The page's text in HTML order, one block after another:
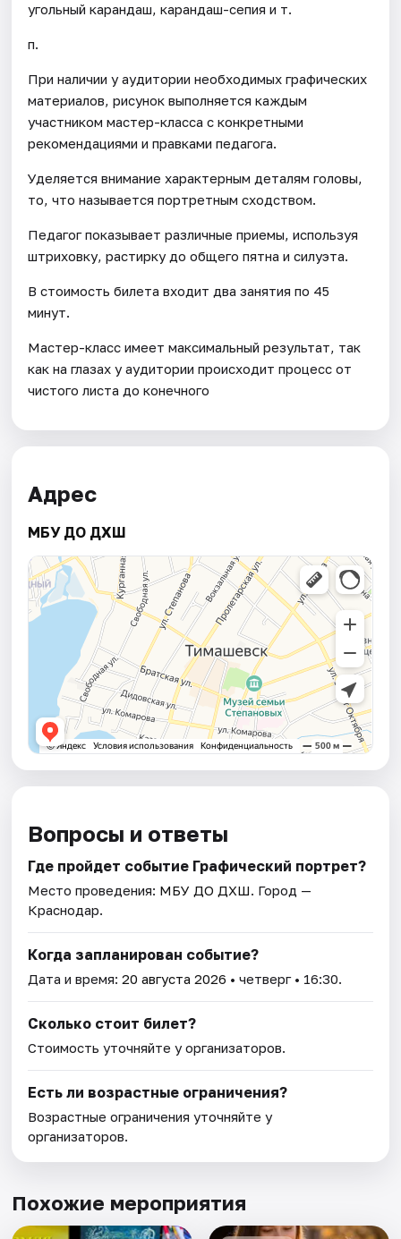
угольный карандаш, карандаш-сепия и т.
п.
При наличии у аудитории необходимых графических
материалов, рисунок выполняется каждым
участником мастер-класса с конкретными
рекомендациями и правками педагога.
Уделяется внимание характерным деталям головы,
то, что называется портретным сходством.
Педагог показывает различные приемы, используя
штриховку, растирку до общего пятна и силуэта.
В стоимость билета входит два занятия по 45
минут.
Мастер-класс имеет максимальный результат, так
как на глазах у аудитории происходит процесс от
чистого листа до конечного
Адрес
МБУ ДО ДХШ
Вопросы и ответы
Где пройдет событие Графический портрет?
Место проведения: МБУ ДО ДХШ. Город —
Краснодар.
Когда запланирован событие?
Дата и время:20 августа 2026 • четверг • 16:30.
Сколько стоит билет?
Стоимость уточняйте у организаторов.
Есть ли возрастные ограничения?
Возрастные ограничения уточняйте у
организаторов.
Похожие мероприятия